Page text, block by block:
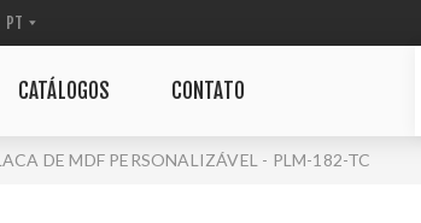
CATÁLOGOS CONTATO
DE MDF PERSONALIZÁVEL - PLM-182-TC